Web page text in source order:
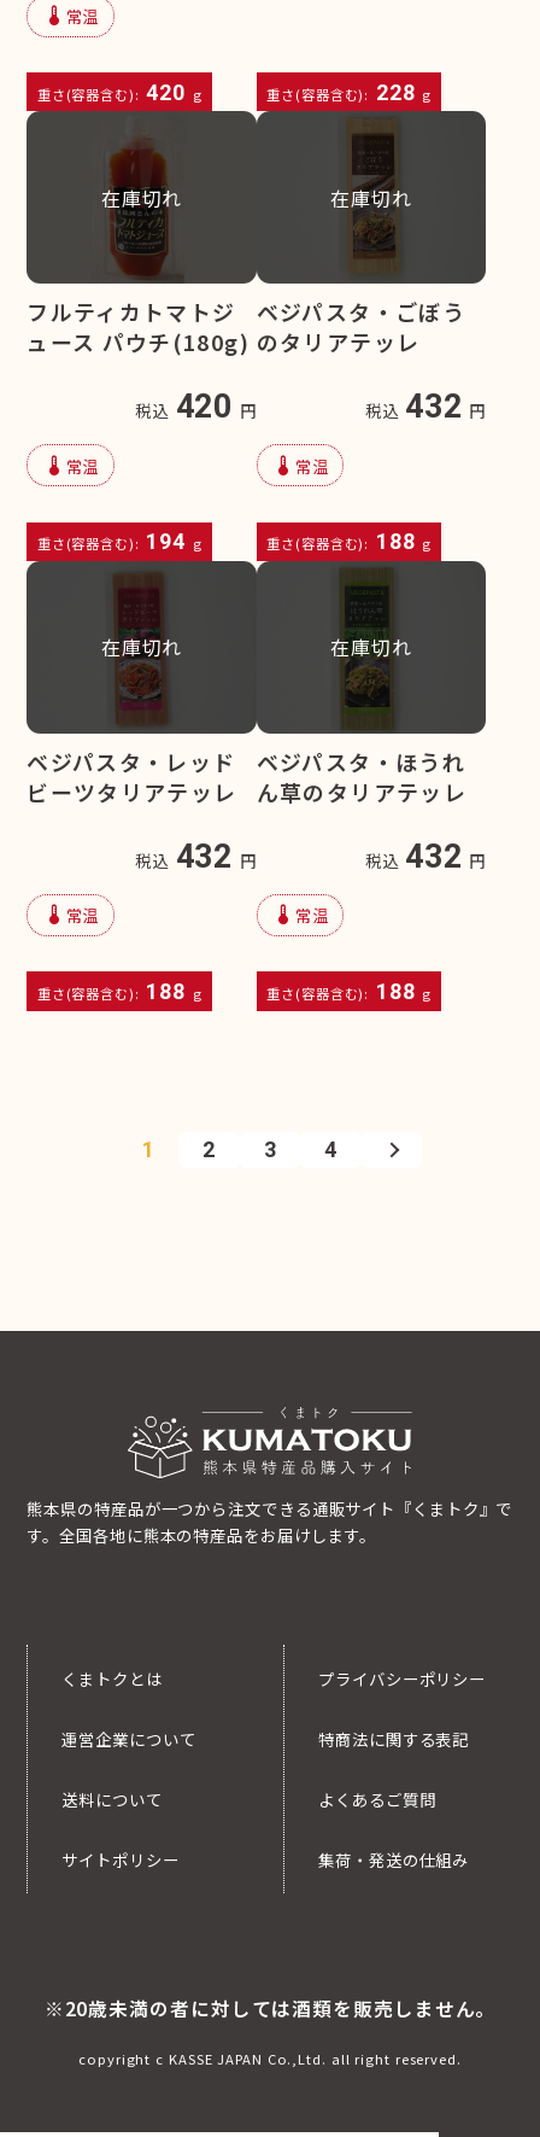
device_thermostat 常温
重さ(容器含む): 420 g 重さ(容器含む): 228 g
在庫切れ
フルティカトマトジ
ュース パウチ(180g)
税込 420 円
device_thermostat 常温
重さ(容器含む): 194 g
在庫切れ
ベジパスタ・ごぼう
のタリアテッレ
税込 432 円
device_thermostat 常温
重さ(容器含む): 188 g
在庫切れ
ベジパスタ・レッド
ビーツタリアテッレ
税込 432 円
device_thermostat 常温
重さ(容器含む): 188 g
在庫切れ
ベジパスタ・ほうれ
ん草のタリアテッレ
税込 432 円
device_thermostat 常温
重さ(容器含む): 188 g
1 2 3 4
熊本県の特産品が一つから注文できる通販サイト『くまトク』で
す。全国各地に熊本の特産品をお届けします。
くまトクとは
運営企業について
送料について
サイトポリシー
プライバシーポリシー
特商法に関する表記
よくあるご質問
集荷・発送の仕組み
※20歳未満の者に対しては酒類を販売しません。
copyright c KASSE JAPAN Co.,Ltd. all right reserved.